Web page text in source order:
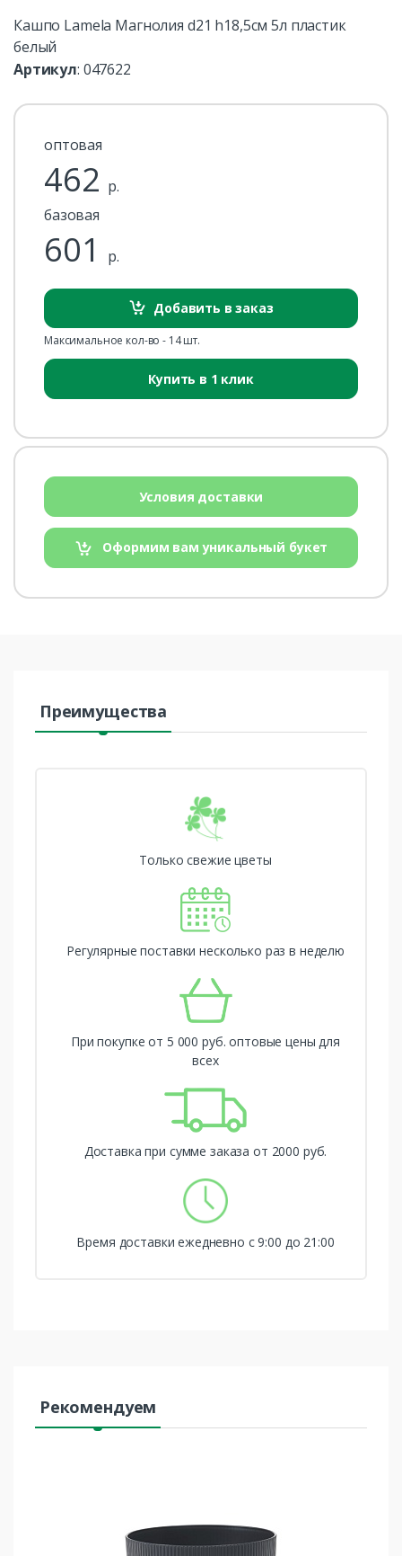
Кашпо Lamela Магнолия d21 h18,5см 5л пластик
белый
Артикул: 047622
оптовая
462 р.
базовая
601 р.
Добавить в заказ
Максимальное кол-во - 14 шт.
Купить в 1 клик
Условия доставки
Оформим вам уникальный букет
Преимущества
Только свежие цветы
Регулярные поставки несколько раз в неделю
При покупке от 5 000 руб. оптовые цены для
всех
Доставка при сумме заказа от 2000 руб.
Время доставки ежедневно с 9:00 до 21:00
Рекомендуем